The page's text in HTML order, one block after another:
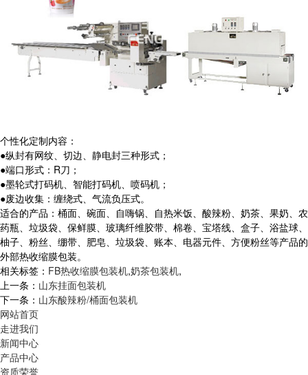
个性化定制内容：
●纵封有网纹、切边、静电封三种形式；
●端口形式： R刀；
●墨轮式打码机、智能打码机、喷码机；
●废边收集：缠绕式、气流负压式。
适合的产品：桶面、碗面、自嗨锅、自热米饭、酸辣粉、奶茶、果奶、农
药瓶、垃圾袋、保鲜膜、玻璃纤维胶带、棉卷、宝塔线、盒子、浴盐球、
柚子、粉丝、绷带、肥皂、垃圾袋、账本、电器元件、方便粉丝等产品的
外部热收缩膜包装。
相关标签： FB热收缩膜包装机,奶茶包装机,
上一条： 山东挂面包装机
下一条： 山东酸辣粉/桶面包装机
网站首页
走进我们
新闻中心
产品中心
资质荣誉